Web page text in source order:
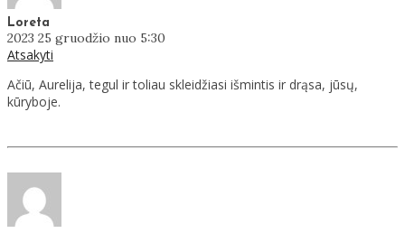
Loreta
2023 25 gruodžio nuo 5:30
Atsakyti
Ačiū, Aurelija, tegul ir toliau skleidžiasi išmintis ir drąsa, jūsų,
kūryboje.